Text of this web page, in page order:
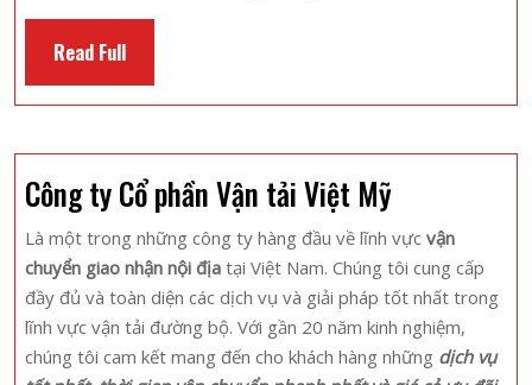
Phan
Qua
Những
Món
Ăn
Nổi
Tiếng
Nhất
Read FullRead
Full
Công ty Cổ phần Vận tải Việt Mỹ
Là một trong những công ty hàng đầu về lĩnh vực vận
chuyển giao nhận nội địa tại Việt Nam. Chúng tôi cung cấp
đầy đủ và toàn diện các dịch vụ và giải pháp tốt nhất trong
lĩnh vực vận tải đường bộ. Với gần 20 năm kinh nghiệm,
chúng tôi cam kết mang đến cho khách hàng những dịch vụ